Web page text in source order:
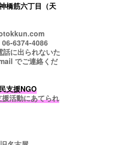
橋筋六丁目（天
6374-4086
に出られないた
でご連絡くだ
支援NGO
活動にあてられ